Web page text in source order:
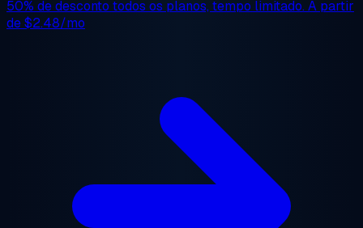
50% de desconto todos os planos, tempo limitado. A partir
de$2.48/mo